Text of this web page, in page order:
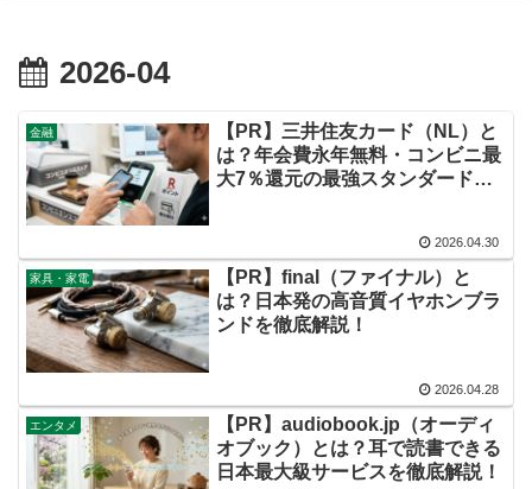
2026-04
金融
【PR】三井住友カード（NL）と
は？年会費永年無料・コンビニ最
大7％還元の最強スタンダードカ
2026.04.30
家具・家電
【PR】final（ファイナル）と
は？日本発の高音質イヤホンブラ
ンドを徹底解説！
2026.04.28
エンタメ
【PR】audiobook.jp（オーディ
オブック）とは？耳で読書できる
日本最大級サービスを徹底解説！